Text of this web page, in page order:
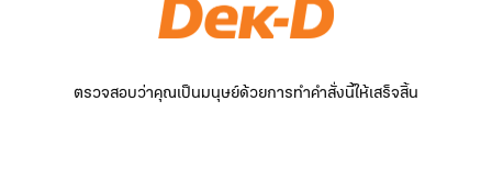
ตรวจสอบว่าคุณเป็นมนุษย์ด้วยการทำคำสั่งนี้ให้เสร็จสิ้น